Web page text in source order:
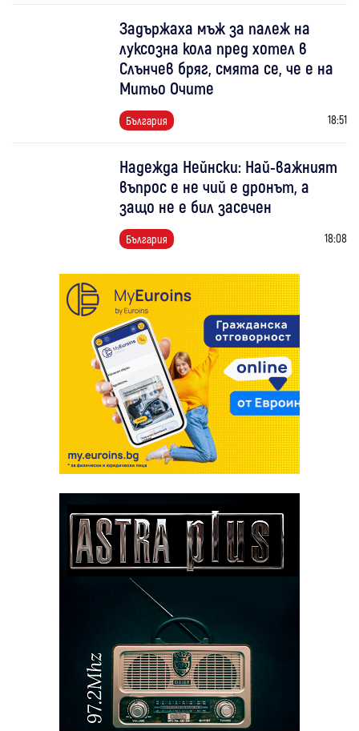
Задържаха мъж за палеж на
луксозна кола пред хотел в
Слънчев бряг, смята се, че е на
Митьо Очите
България 18:51
Надежда Нейнски: Най-важният
въпрос е не чий е дронът, а
защо не е бил засечен
България 18:08